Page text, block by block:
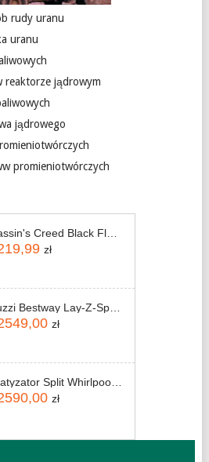
rudy uranu
uranu
reaktorze jądrowym
jądrowego
promieniotwórczych
Assassin's Creed Black Flag Resynced (Gra PS5)
zł
Jacuzzi Bestway Lay-Z-Spa Helsinki AirJet 60025 180x66cm
zł
Klimatyzator Split Whirlpool SPICR312W
zł